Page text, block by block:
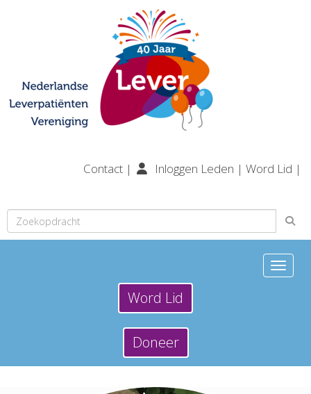
Contact | Inloggen Leden | Word Lid |
Toggle
Word Lid
Doneer